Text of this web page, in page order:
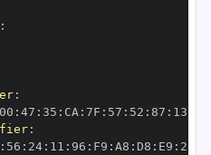
:
:
00 : 47 : 35 : CA : 7F : 57 : 52 : 87 : 13
:
: 56 : 24: 11 : 96 : F9 : A8 : D8 : E9 : 28